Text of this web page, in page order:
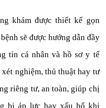
khám được thiết kế gọn
sẽ được hướng dẫn đầy
tin cá nhân và hồ sơ y tế
nghiệm, thủ thuật hay tư
riêng tư, an toàn, giúp chị
bị áp lực hay xấu hổ khi